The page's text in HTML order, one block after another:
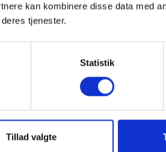
kan kombinere disse data med
tjenester.
Statistik
Tillad valgte